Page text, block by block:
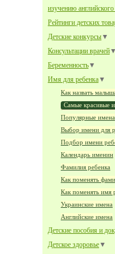
изучению
Рейтинги детских
Детские конкурсы▼
Консультации врачей▼
Беременность▼
Имя для ребенка▼
Как назвать
Самые красивые
Популярные имена
Выбор имени для
Подбор имени
Календарь именин
Фамилия ребенка
Как поменять
Как поменять имя
Украинские имена
Английские имена
Детские пособия и
Детское здоровье▼